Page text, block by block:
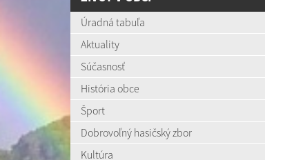
Úradná tabuľa
Aktuality
Súčasnosť
História obce
Šport
Dobrovoľný hasičský zbor
Kultúra